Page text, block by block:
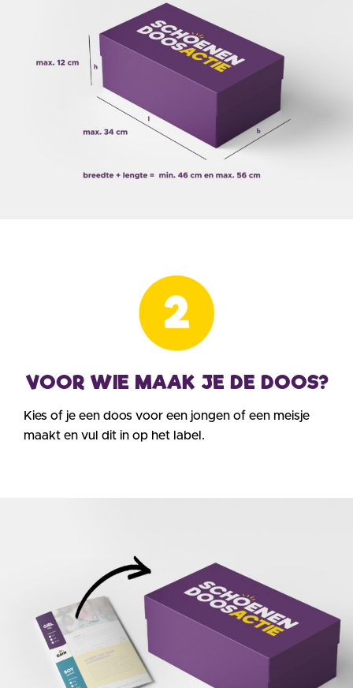
VOOR WIE MAAK JE DE DOOS?
Kies of je een doos voor een jongen of een meisje
maakt en vul dit in op het label.